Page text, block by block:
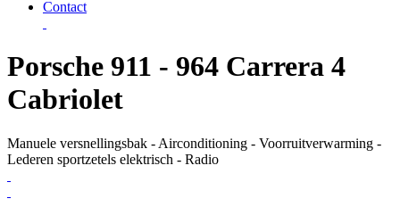
Contact
Porsche 911 - 964 Carrera 4
Cabriolet
Manuele versnellingsbak - Airconditioning - Voorruitverwarming -
Lederen sportzetels elektrisch - Radio